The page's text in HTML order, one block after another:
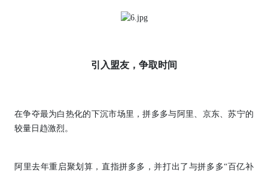
引入盟友，争取时间
在争夺最为白热化的下沉市场里，拼多多与阿里、京东、苏宁的
较量日趋激烈。
阿里去年重启聚划算，直指拼多多，并打出了与拼多多“百亿补